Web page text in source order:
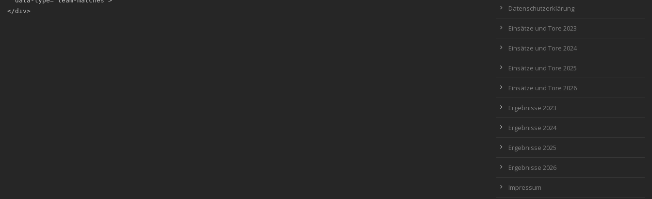
</div>
Datenschutzerklärung
Einsätze und Tore 2023
Einsätze und Tore 2024
Einsätze und Tore 2025
Einsätze und Tore 2026
Ergebnisse 2023
Ergebnisse 2024
Ergebnisse 2025
Ergebnisse 2026
Impressum